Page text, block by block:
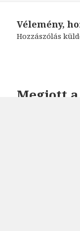
Vélemény,
Hozzászólás
Megjott